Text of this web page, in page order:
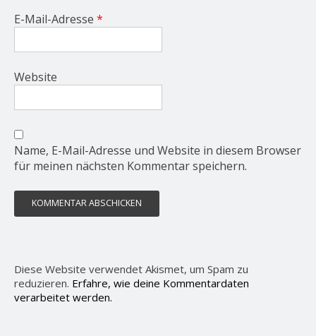
E-Mail-Adresse *
Website
Name, E-Mail-Adresse und Website in diesem Browser
für meinen nächsten Kommentar speichern.
Diese Website verwendet Akismet, um Spam zu
reduzieren. Erfahre, wie deine Kommentardaten
verarbeitet werden.